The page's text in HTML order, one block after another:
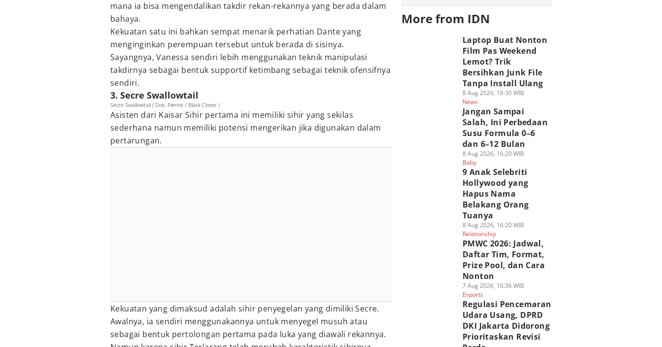
mana ia bisa mengendalikan takdir rekan-rekannya yang berada dalam
bahaya.
Kekuatan satu ini bahkan sempat menarik perhatian Dante yang
menginginkan perempuan tersebut untuk berada di sisinya.
Sayangnya, Vanessa sendiri lebih menggunakan teknik manipulasi
takdirnya sebagai bentuk supportif ketimbang sebagai teknik ofensifnya
sendiri.
3. Secre Swallowtail
Secre Swallowtail ( Dok. Pierrot / Black Clover )
Asisten dari Kaisar Sihir pertama ini memiliki sihir yang sekilas
sederhana namun memiliki potensi mengerikan jika digunakan dalam
pertarungan.
Kekuatan yang dimaksud adalah sihir penyegelan yang dimiliki Secre.
Awalnya, ia sendiri menggunakannya untuk menyegel musuh atau
sebagai bentuk pertolongan pertama pada luka yang diawali rekannya.
More from IDN
Laptop Buat Nonton
Film Pas Weekend
Lemot? Trik
Bersihkan Junk File
Tanpa Install Ulang
8 Aug 2026, 16:30 WIB
News
Jangan Sampai
Salah, Ini Perbedaan
Susu Formula 0–6
dan 6–12 Bulan
8 Aug 2026, 16:20 WIB
Baby
9 Anak Selebriti
Hollywood yang
Hapus Nama
Belakang Orang
Tuanya
8 Aug 2026, 16:20 WIB
Relationship
PMWC 2026: Jadwal,
Daftar Tim, Format,
Prize Pool, dan Cara
Nonton
7 Aug 2026, 16:36 WIB
Esports
Regulasi Pencemaran
Udara Usang, DPRD
DKI Jakarta Didorong
Prioritaskan Revisi